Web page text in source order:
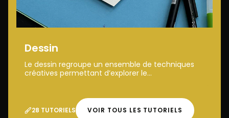
Dessin
Le dessin regroupe un ensemble de techniques
créatives permettant d’explorer le...
28 TUTORIELS VOIR TOUS LES TUTORIELS